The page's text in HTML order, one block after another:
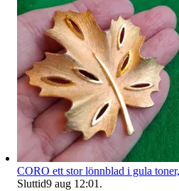
CORO ett stor lönnblad i gula
Sluttid9 aug 12:01 .